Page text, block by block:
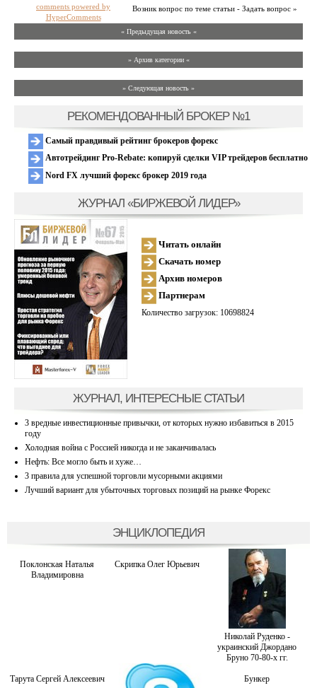
Возник вопрос по теме статьи - Задать вопрос »
comments powered by
HyperComments
« Предыдущая новость «
» Архив категории «
» Следующая новость »
РЕКОМЕНДОВАННЫЙ БРОКЕР №1
Самый правдивый рейтинг брокеров форекс
Автотрейдинг Pro-Rebate: копируй сделки VIP трейдеров бесплатно
Nord FX лучший форекс брокер 2019 года
ЖУРНАЛ «БИРЖЕВОЙ ЛИДЕР»
Читать онлайн
Скачать номер
Архив номеров
Партнерам
Количество загрузок: 10698824
ЖУРНАЛ, ИНТЕРЕСНЫЕ СТАТЬИ
3 вредные инвестиционные привычки, от которых нужно избавиться в 2015
году
Холодная война с Россией никогда и не заканчивалась
Нефть: Все могло быть и хуже…
3 правила для успешной торговли мусорными акциями
Лучший вариант для убыточных торговых позиций на рынке Форекс
ЭНЦИКЛОПЕДИЯ
Поклонская Наталья
Владимировна
Скрипка Олег Юрьевич
Николай Руденко -
украинский Джордано
Бруно 70-80-х гг.
Тарута Сергей Алексеевич Бункер